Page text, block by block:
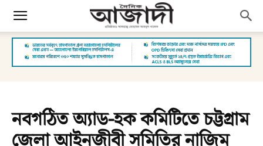
নবগঠিত অ্যাড-হক কমিটিতে চট্টগ্রাম